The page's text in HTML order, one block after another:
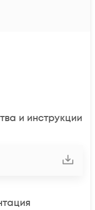
и инструкции